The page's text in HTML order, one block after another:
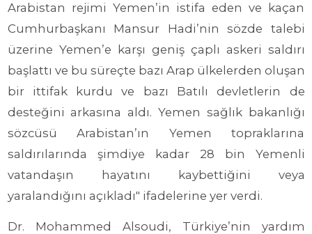
Arabistan rejimi Yemen’in istifa eden ve kaçan
Cumhurbaşkanı Mansur Hadi’nin sözde talebi
üzerine Yemen’e karşı geniş çaplı askeri saldırı
başlattı ve bu süreçte bazı Arap ülkelerden oluşan
bir ittifak kurdu ve bazı Batılı devletlerin de
desteğini arkasına aldı. Yemen sağlık bakanlığı
sözcüsü Arabistan’ın Yemen topraklarına
saldırılarında şimdiye kadar 28 bin Yemenli
vatandaşın hayatını kaybettiğini veya
yaralandığını açıkladı" ifadelerine yer verdi.
Dr. Mohammed Alsoudi, Türkiye’nin yardım